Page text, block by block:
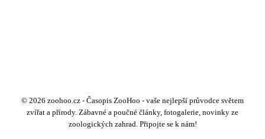
© 2026 zoohoo.cz - Časopis ZooHoo - vaše nejlepší průvodce světem
zvířat a přírody. Zábavné a poučné články, fotogalerie, novinky ze
zoologických zahrad. Připojte se k nám!